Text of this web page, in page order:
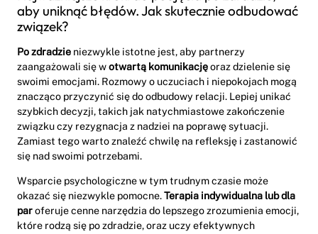
aby uniknąć błędów. Jak skutecznie odbudować
związek?
Po zdradzie niezwykle istotne jest, aby partnerzy
zaangażowali się wotwartą komunikacjęoraz dzielenie się
swoimi emocjami. Rozmowy o uczuciach i niepokojach mogą
znacząco przyczynić się do odbudowy relacji. Lepiej unikać
szybkich decyzji, takich jak natychmiastowe zakończenie
związku czy rezygnacja z nadziei na poprawę sytuacji.
Zamiast tego warto znaleźć chwilę na refleksję i zastanowić
się nad swoimi potrzebami.
Wsparcie psychologiczne w tym trudnym czasie może
okazać się niezwykle pomocne.Terapia indywidualna lub dla
paroferuje cenne narzędzia do lepszego zrozumienia emocji,
które rodzą się po zdradzie, oraz uczy efektywnych